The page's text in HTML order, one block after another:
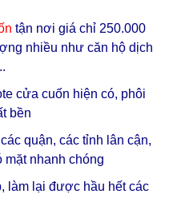
tận nơi giá chỉ 250.000
nhiều như căn hộ dịch
cửa cuốn hiện có, phôi
bền
quận, các tỉnh lân cận,
mặt nhanh chóng
làm lại được hầu hết các